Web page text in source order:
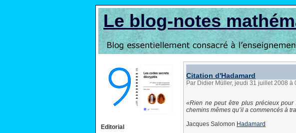
Le blog-notes
Editorial
Citation d'Hadamard
Par Didier Müller, jeudi 31 juillet 2008 à
Rien ne peut être plus précieux
chemins mêmes qu’il a commencés à
Jacques Salomon Hadamard